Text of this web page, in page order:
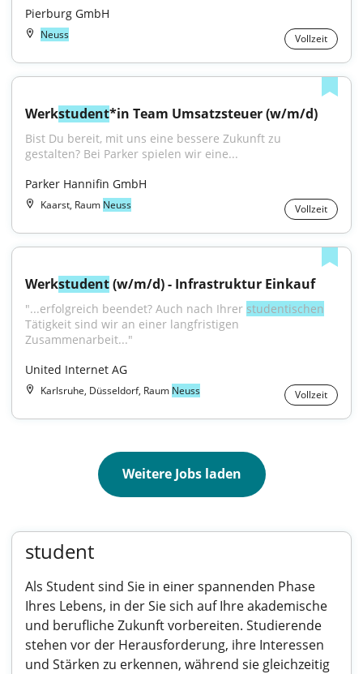
Pierburg GmbH
Neuss Vollzeit
Werkstudent*in Team Umsatzsteuer (w/m/d)
Bist Du bereit, mit uns eine bessere Zukunft zu
gestalten? Bei Parker spielen wir eine...
Parker Hannifin GmbH
Kaarst, Raum Neuss Vollzeit
Werkstudent (w/m/d) - Infrastruktur Einkauf
"...erfolgreich beendet? Auch nach Ihrer studentischen
Tätigkeit sind wir an einer langfristigen
Zusammenarbeit..."
United Internet AG
Karlsruhe, Düsseldorf, Raum Neuss Vollzeit
Weitere Jobs laden
student
Als Student sind Sie in einer spannenden Phase
Ihres Lebens, in der Sie sich auf Ihre akademische
und berufliche Zukunft vorbereiten. Studierende
stehen vor der Herausforderung, ihre Interessen
und Stärken zu erkennen, während sie gleichzeitig